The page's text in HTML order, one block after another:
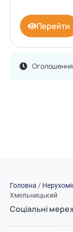
Перейти
Головна /
Хмельницький
Соціальні